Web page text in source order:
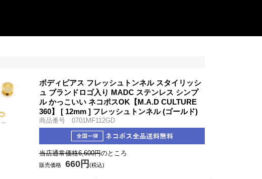
ボディピアス フレッシュトンネル スタイリッシ
ュ ブランドロゴ入り MADC ステンレス シンプ
ル かっこいい ネコポスOK 【M.A.D CULTURE
360】 [ 12mm ] フレッシュトンネル (ゴールド)
商品番号 0701MF112GD
当店通常価格6,600円のところ
販売価格 660円 (税込)